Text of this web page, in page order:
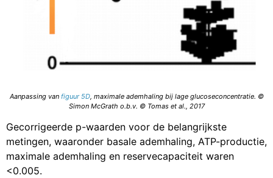
Aanpassing van figuur 5D, maximale ademhaling bij lage glucoseconcentratie. ©
Simon McGrath o.b.v. © Tomas et al., 2017
Gecorrigeerde p-waarden voor de belangrijkste
metingen, waaronder basale ademhaling, ATP-productie,
maximale ademhaling en reservecapaciteit waren
<0.005.